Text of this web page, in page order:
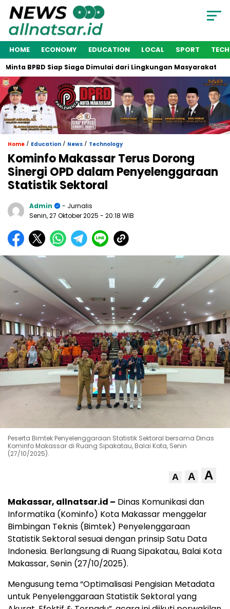
HOME ECONOMY EDUCATION LOCAL SPORT
BPBD Siap Siaga Dimulai dari Lingkungan Masyarakat
Home / Education / News / Technology
Kominfo Makassar Terus Dorong
Sinergi OPD dalam Penyelenggaraan
Statistik Sektoral
Admin
- Jurnalis
Senin, 27 Oktober 2025 - 20:18 WIB
Peserta Bimtek Penyelenggaraan Statistik Sektoral bersama Dinas
Kominfo Makassar di Ruang Sipakatau, Balai Kota, Senin
(27/10/2025).
A A A
Makassar, allnatsar.id – Dinas Komunikasi dan
Informatika (Kominfo) Kota Makassar menggelar
Bimbingan Teknis (Bimtek) Penyelenggaraan
Statistik Sektoral sesuai dengan prinsip Satu Data
Indonesia. Berlangsung di Ruang Sipakatau, Balai Kota
Makassar, Senin (27/10/2025).
Mengusung tema “Optimalisasi Pengisian Metadata
untuk Penyelenggaraan Statistik Sektoral yang